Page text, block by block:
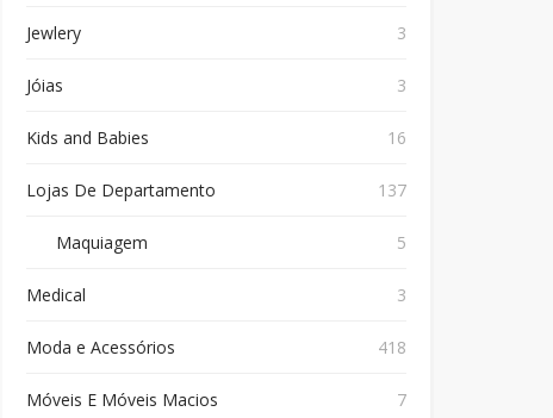
Jewlery 3
Jóias 3
Kids and Babies 16
Lojas De Departamento 137
Maquiagem 5
Medical 3
Moda e Acessórios 418
Móveis E Móveis Macios 7